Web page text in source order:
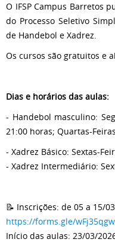
O IFSP Campus Barretos
do Processo Seletivo
de Handebol e Xadrez.
Os cursos são gratuitos e
Dias e horários das aulas:
- Handebol masculino:
21:00 horas; Quartas-
- Xadrez Básico: Sextas-
- Xadrez Intermediário:
📝 Inscrições: de 05 a 15/
https://forms.gle/
Início das aulas: 23/03/